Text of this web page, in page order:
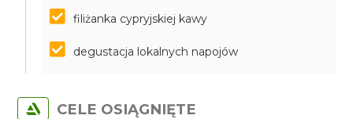
filiżanka cypryjskiej kawy
degustacja lokalnych napojów
CELE OSIĄGNIĘTE